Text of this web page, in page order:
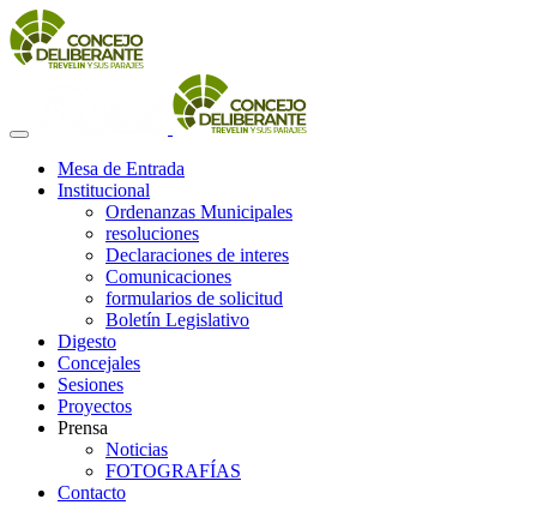
Mesa de Entrada
Institucional
Ordenanzas Municipales
resoluciones
Declaraciones de interes
Comunicaciones
formularios de solicitud
Boletín Legislativo
Digesto
Concejales
Sesiones
Proyectos
Prensa
Noticias
FOTOGRAFÍAS
Contacto